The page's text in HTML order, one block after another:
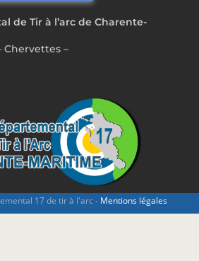
de Tir à l’arc de Charente-
Chervettes –
17 de tir à l'arc - Mentions légales